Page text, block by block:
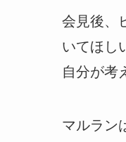
会見後、
いてほし
自分が考
マルラン